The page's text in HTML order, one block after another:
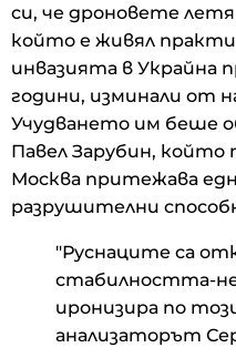
си, че дроновете
който е живял
инвазията в Украйна
години, изминали от
Учудването им беше
Павел Зарубин, който
Москва притежава
разрушителни
"Руснаците са
стабилността-
иронизира по
анализаторът